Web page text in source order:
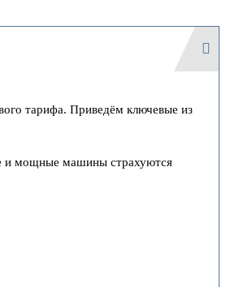
тарифа. Приведём ключевые из
и мощные машины страхуются